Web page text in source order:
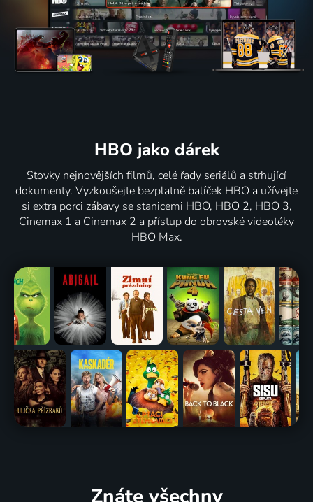
HBO jako dárek
Stovky nejnovějších filmů, celé řady seriálů a strhující
dokumenty. Vyzkoušejte bezplatně balíček HBO a užívejte
si extra porci zábavy se stanicemi HBO, HBO 2, HBO 3,
Cinemax 1 a Cinemax 2 a přístup do obrovské videotéky
HBO Max.
Znáte všechny